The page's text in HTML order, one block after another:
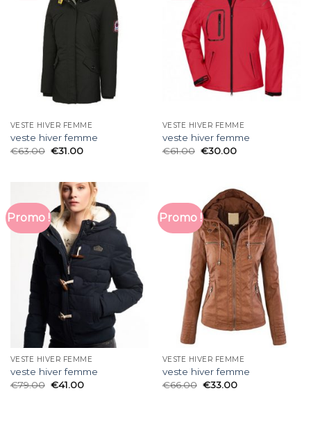
VESTE HIVER FEMME
veste hiver femme
€63.00 €31.00
VESTE HIVER FEMME
veste hiver femme
€61.00 €30.00
Promo !
VESTE HIVER FEMME
veste hiver femme
€79.00 €41.00
Promo !
VESTE HIVER FEMME
veste hiver femme
€66.00 €33.00